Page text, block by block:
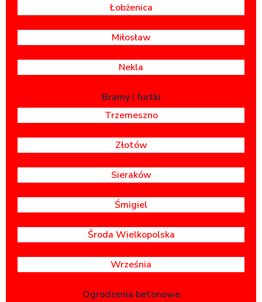
Łobżenica
Miłosław
Nekla
Bramy i furtki
Trzemeszno
Złotów
Sieraków
Śmigiel
Środa Wielkopolska
Września
Ogrodzenia betonowe